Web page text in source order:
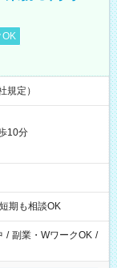
OK
定）
10分
期も相談OK
/ 副業・WワークOK /